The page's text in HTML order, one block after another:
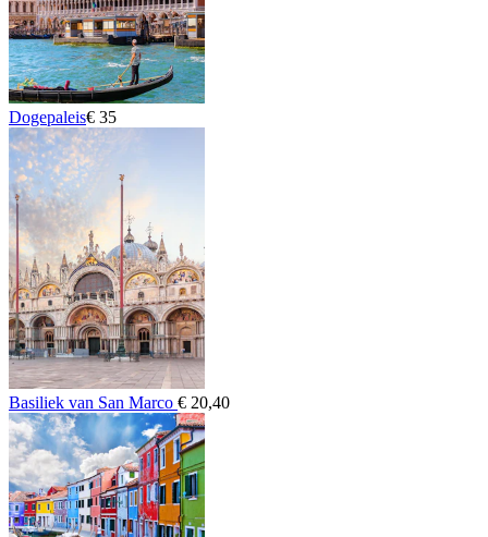
Dogepaleis€ 35
Basiliek van San Marco € 20,40